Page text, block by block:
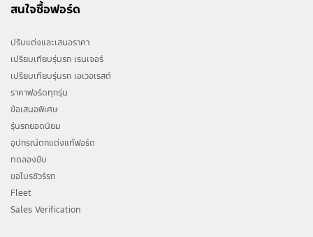
สนใจซื้อฟอร์ด
ปรับแต่งและเสนอราคา
เปรียบเทียบรุ่นรถ เรนเจอร์
เปรียบเทียบรุ่นรถ เอเวอเรสต์
ราคาฟอร์ดทุกรุ่น
ข้อเสนอพิเศษ
รุ่นรถยอดนิยม
อุปกรณ์ตกแต่งแท้ฟอร์ด
ทดลองขับ
ขอโบรชัวร์รถ
Fleet
Sales Verification